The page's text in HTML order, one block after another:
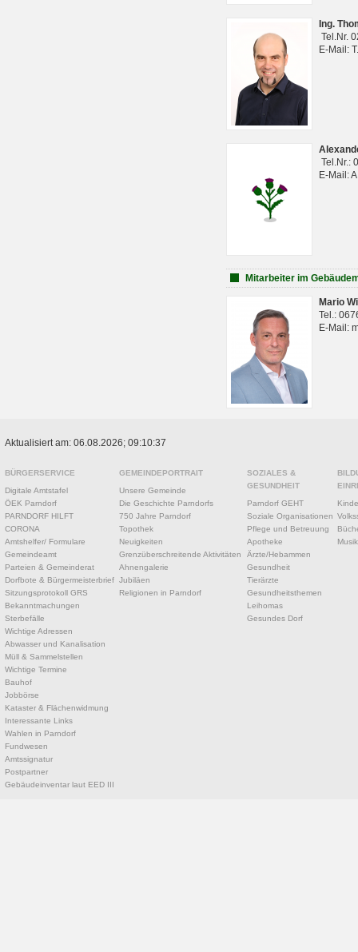
Ing.
Tel.Nr.
E-Mail:
Tel.Nr.:
E-Mail:
Mitarbeiter im
Mario
Tel.:
E-Mail:
Aktualisiert am: 06.08.2026; 09:10:37
BÜRGERSERVICE
Digitale Amtstafel
ÖEK Parndorf
PARNDORF HILFT
CORONA
Amtshelfer/ Formulare
Gemeindeamt
Parteien & Gemeinderat
Dorfbote & Bürgermeisterbrief
Sitzungsprotokoll GRS
Bekanntmachungen
Sterbefälle
Wichtige Adressen
Abwasser und Kanalisation
Müll & Sammelstellen
Wichtige Termine
Bauhof
Jobbörse
Kataster & Flächenwidmung
Interessante Links
Wahlen in Parndorf
Fundwesen
Amtssignatur
Postpartner
Gebäudeinventar laut EED III
GEMEINDEPORTRAIT
Unsere Gemeinde
Die Geschichte Parndorfs
750 Jahre Parndorf
Topothek
Neuigkeiten
Grenzüberschreitende Aktivitäten
Ahnengalerie
Jubiläen
Religionen in Parndorf
SOZIALES &
GESUNDHEIT
Parndorf GEHT
Soziale Organisationen
Pflege und Betreuung
Apotheke
Ärzte/Hebammen
Gesundheit
Tierärzte
Gesundheitsthemen
Leihomas
Gesundes Dorf